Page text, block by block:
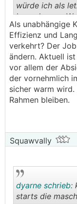
würde ich als
legen lassen.
haben, dann
Als unabhängige
Effizienz und
verkehrt? Der
ändern. Aktuell
vor allem der
der vornehmlich
sicher warm
Rahmen bleiben.
Squawvally
dyarne schrieb:
starts die